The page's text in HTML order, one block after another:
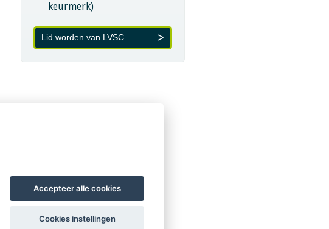
keurmerk)
Lid worden van LVSC
Accepteer alle cookies
Cookies instellingen